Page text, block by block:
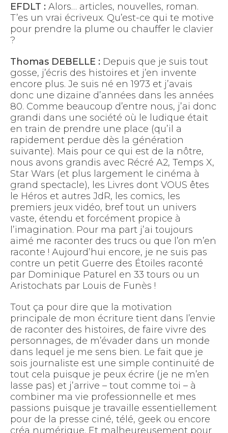
EFDLT : Alors… articles, nouvelles, roman.
T’es un vrai écriveux. Qu’est-ce qui te motive
pour prendre la plume ou chauffer le clavier
?
Thomas DEBELLE : Depuis que je suis tout
gosse, j’écris des histoires et j’en invente
encore plus. Je suis né en 1973 et j’avais
donc une dizaine d’années dans les années
80. Comme beaucoup d’entre nous, j’ai donc
grandi dans une société où le ludique était
en train de prendre une place (qu’il a
rapidement perdue dès la génération
suivante). Mais pour ce qui est de la nôtre,
nous avons grandis avec Récré A2, Temps X,
Star Wars (et plus largement le cinéma à
grand spectacle), les Livres dont VOUS êtes
le Héros et autres JdR, les comics, les
premiers jeux vidéo, bref tout un univers
vaste, étendu et forcément propice à
l’imagination. Pour ma part j’ai toujours
aimé me raconter des trucs ou que l’on m’en
raconte ! Aujourd’hui encore, je ne suis pas
contre un petit Guerre des Étoiles raconté
par Dominique Paturel en 33 tours ou un
Aristochats par Louis de Funès !
Tout ça pour dire que la motivation
principale de mon écriture tient dans l’envie
de raconter des histoires, de faire vivre des
personnages, de m’évader dans un monde
dans lequel je me sens bien. Le fait que je
sois journaliste est une simple continuité de
tout cela puisque je peux écrire (je ne m’en
lasse pas) et j’arrive – tout comme toi – à
combiner ma vie professionnelle et mes
passions puisque je travaille essentiellement
pour de la presse ciné, télé, geek ou encore
créa numérique. Et malheureusement pour